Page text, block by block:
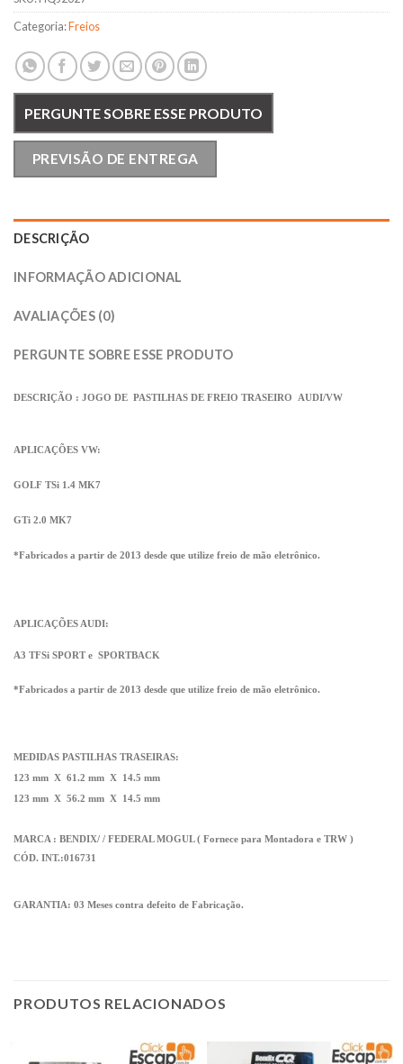
Categoria:Freios
PERGUNTE SOBRE ESSE PRODUTO
PREVISÃO DE ENTREGA
DESCRIÇÃO
INFORMAÇÃO ADICIONAL
AVALIAÇÕES (0)
PERGUNTE SOBRE ESSE PRODUTO
DESCRIÇÃO : JOGO DE PASTILHAS DE FREIO TRASEIRO AUDI/VW
APLICAÇÕES VW:
GOLF TSi 1.4 MK7
GTi 2.0 MK7
*Fabricados a partir de 2013 desde que utilize freio de mão eletrônico.
APLICAÇÕES AUDI:
A3 TFSi SPORT e SPORTBACK
*Fabricados a partir de 2013 desde que utilize freio de mão eletrônico.
MEDIDAS PASTILHAS TRASEIRAS:
123 mm X 61.2 mm X 14.5 mm
123 mm X 56.2 mm X 14.5 mm
MARCA : BENDIX/ / FEDERAL MOGUL ( Fornece para Montadora e TRW )
CÓD. INT.:016731
GARANTIA: 03 Meses contra defeito de Fabricação.
PRODUTOS RELACIONADOS